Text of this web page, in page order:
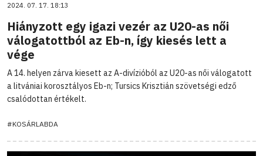
2024. 07. 17. 18:13
Hiányzott egy igazi vezér az U20-as női
válogatottból az Eb-n, így kiesés lett a
vége
A 14. helyen zárva kiesett az A-divízióból az U20-as női válogatott
a litvániai korosztályos Eb-n; Tursics Krisztián szövetségi edző
csalódottan értékelt.
#KOSÁRLABDA